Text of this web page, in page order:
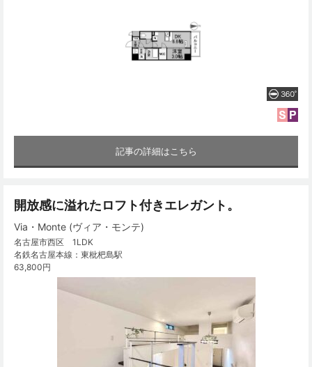
記事の詳細はこちら
開放感に溢れたロフト付きエレガント。
Via・Monte (ヴィア・モンテ)
名古屋市西区 1LDK
名鉄名古屋本線：東枇杷島駅
63,800円